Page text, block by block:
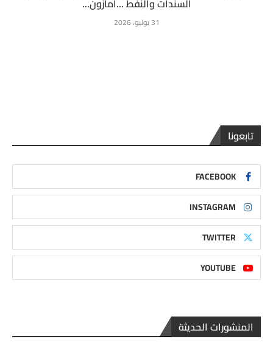
31 يوليو، 2026
تابعونا
FACEBOOK
INSTAGRAM
TWITTER
YOUTUBE
المنشورات الحديثة